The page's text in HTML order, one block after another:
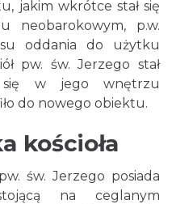
jakim wkrótce stał się
neobarokowym, p.w.
oddania do użytku
pw. św. Jerzego stał
się w jego wnętrzu
do nowego obiektu.
kościoła
św. Jerzego posiada
na ceglanym